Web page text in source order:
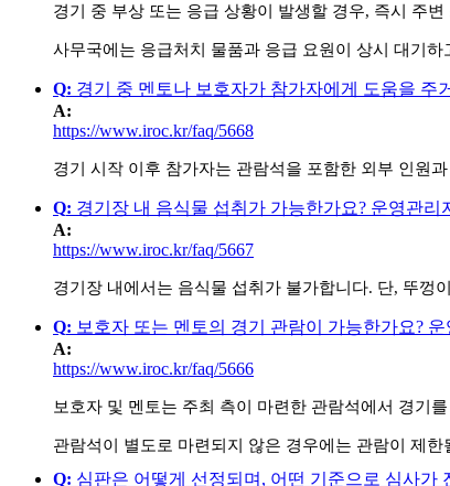
경기 중 부상 또는 응급 상황이 발생할 경우, 즉시 주
사무국에는 응급처치 물품과 응급 요원이 상시 대기
Q: 경기 중 멘토나 보호자가 참가자에게 도움을 주
A:
https://www.iroc.kr/faq/5668
경기 시작 이후 참가자는 관람석을 포함한 외부 인원
Q: 경기장 내 음식물 섭취가 가능한가요? 운영관리
A:
https://www.iroc.kr/faq/5667
경기장 내에서는 음식물 섭취가 불가합니다. 단, 뚜껑
Q: 보호자 또는 멘토의 경기 관람이 가능한가요? 운
A:
https://www.iroc.kr/faq/5666
보호자 및 멘토는 주최 측이 마련한 관람석에서 경기
관람석이 별도로 마련되지 않은 경우에는 관람이 제
Q: 심판은 어떻게 선정되며, 어떤 기준으로 심사가